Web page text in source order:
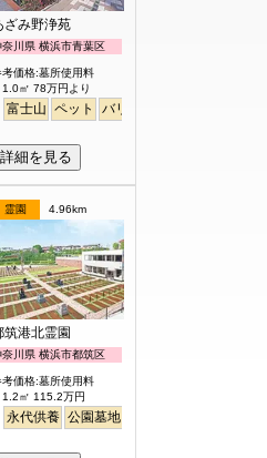
ざみ野浄苑
奈川県 横浜市青葉区
考価格:墓所使用料
1.0㎡ 78万円より
富士山 ペット バリアフリー
詳細を見る
霊園 4.96km
筑港北霊園
奈川県 横浜市都筑区
考価格:墓所使用料
1.2㎡ 115.2万円
永代供養 公園墓地